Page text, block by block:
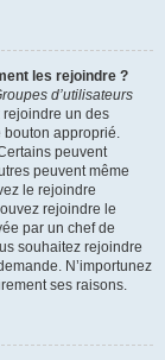
les rejoindre ?
d’utilisateurs
rejoindre un des
bouton approprié.
peuvent
peuvent même
le rejoindre
rejoindre le
par un chef de
souhaitez rejoindre
N’importunez
ses raisons.